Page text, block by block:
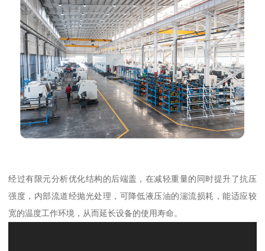
经过有限元分析优化结构的后端盖，在减轻重量的同时提升了抗压
强度，内部流道经抛光处理，可降低液压油的湍流损耗，能适应较
宽的温度工作环境，从而延长设备的使用寿命。